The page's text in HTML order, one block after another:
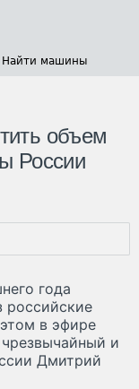
Найти машины
объем
России
года
российские
в эфире
чрезвычайный и
Дмитрий